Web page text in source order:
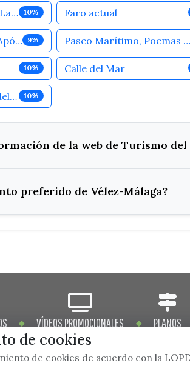
Faro Antiguo (Faro de La Barraca) 10% Faro actual
Iglesia de San Andrés Apóstol 9% Paseo Marítimo, Poemas de Manuel Alcántara
10% Calle del Mar
Monumento Patrona del Mar Virgen del Carmen 10%
de la web de Turismo
preferido de Vélez-Málaga?
VÍDEOS PROMOCIONALES PLANOS
de cookies
de cookies de acuerdo con la